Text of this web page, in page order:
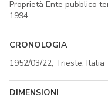
Proprietà Ente pubblico
1994
CRONOLOGIA
1952/03/22; Trieste; Italia
DIMENSIONI